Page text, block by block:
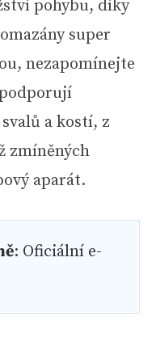
pohybu, díky
super
nezapomínejte
a kostí, z
zmíněných
aparát.
: Oficiální e-